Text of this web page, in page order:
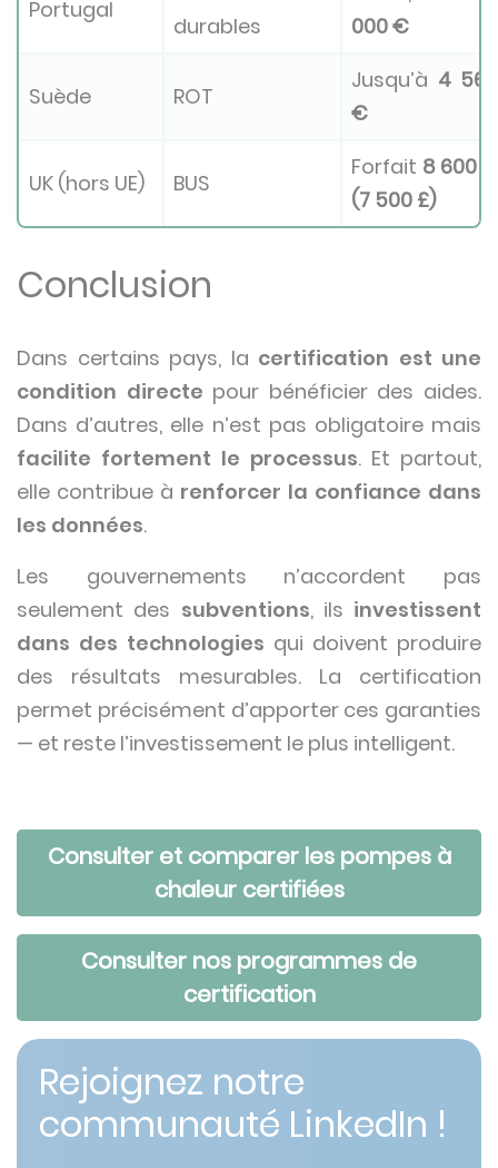
Portugal
durables
000 €
Suède ROT
Jusqu’à 4 568
€
UK (hors UE) BUS
Forfait 8 600
(7 500 £)
Conclusion
Dans certains pays, la certification est une
condition directe pour bénéficier des aides.
Dans d’autres, elle n’est pas obligatoire mais
facilite fortement le processus. Et partout,
elle contribue à renforcer la confiance dans
les données.
Les gouvernements n’accordent pas
seulement des subventions, ils investissent
dans des technologies qui doivent produire
des résultats mesurables. La certification
permet précisément d’apporter ces garanties
— et reste l’investissement le plus intelligent.
Consulter et comparer les pompes à
chaleur certifiées
Consulter nos programmes de
certification
Rejoignez notre
communauté LinkedIn !